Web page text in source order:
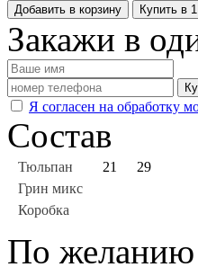
Добавить в корзину Купить в
Закажи в
Я согласен на обработку
Состав
Тюльпан 21
29
Грин микс
Коробка
По желанию